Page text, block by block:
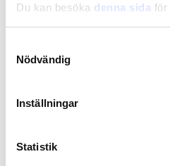
Du kan besöka denna sida för
Nödvändig
Inställningar
Statistik
Minska dina stressnivåer